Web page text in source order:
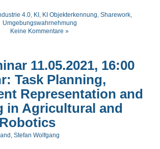
4.0, KI, KI Objekterkennung Sharework,
Umgebungswahrnehmung
Keine Kommentare »
11.05.2021, 16:00
Task Planning,
Representation and
in Agricultural and
Stefan Wolfgang